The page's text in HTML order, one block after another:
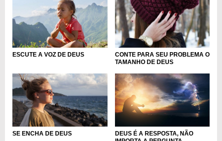
ESCUTE A VOZ DE DEUS
CONTE PARA SEU PROBLEMA O
TAMANHO DE DEUS
SE ENCHA DE DEUS
DEUS É A RESPOSTA, NÃO